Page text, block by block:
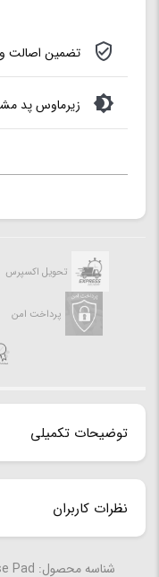
تضمین اصالت و
زیرماوس پد
تحویل اکسپرس
پرداخت امن
توضیحات تکمیلی
توضیحات تکمیلی
نظرات کاربران
شناسه محصول: Beyond Gaming Mouse Pad ماوس پد-1-1-1